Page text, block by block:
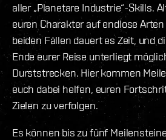
aller „Planetare Industrie“-Skills.
euren Charakter auf endlose
beiden Fällen dauert es Zeit, und
Ende eurer Reise unterliegt
Durststrecken. Hier kommen
euch dabei helfen, euren
Zielen zu verfolgen.
Es können bis zu fünf